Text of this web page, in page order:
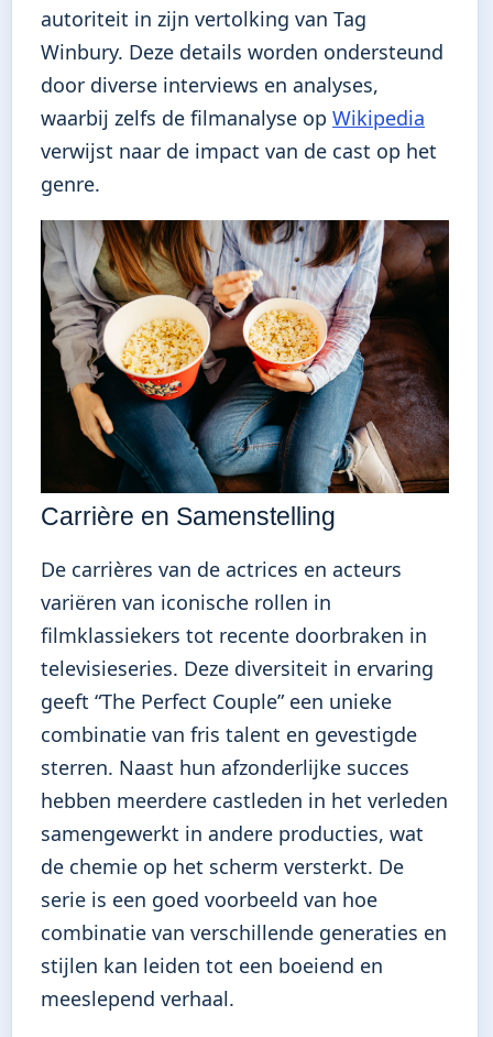
autoriteit in zijn vertolking van Tag
Winbury. Deze details worden ondersteund
door diverse interviews en analyses,
waarbij zelfs de filmanalyse op Wikipedia
verwijst naar de impact van de cast op het
genre.
Carrière en Samenstelling
De carrières van de actrices en acteurs
variëren van iconische rollen in
filmklassiekers tot recente doorbraken in
televisieseries. Deze diversiteit in ervaring
geeft “The Perfect Couple” een unieke
combinatie van fris talent en gevestigde
sterren. Naast hun afzonderlijke succes
hebben meerdere castleden in het verleden
samengewerkt in andere producties, wat
de chemie op het scherm versterkt. De
serie is een goed voorbeeld van hoe
combinatie van verschillende generaties en
stijlen kan leiden tot een boeiend en
meeslepend verhaal.